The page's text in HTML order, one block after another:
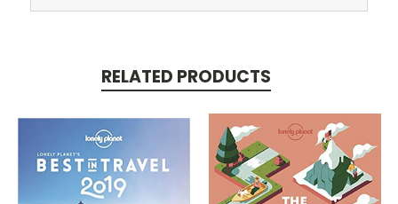
RELATED PRODUCTS